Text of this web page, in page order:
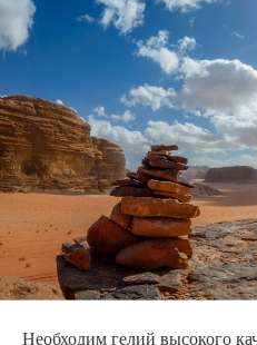
Необходим гелий высокого